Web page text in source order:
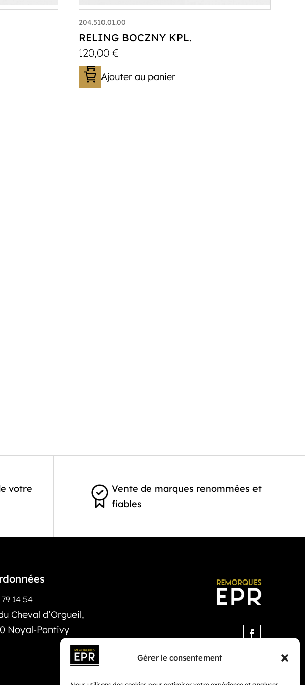
Gérer le consentement
204.510.01.00
RELING BOCZNY KPL.
120,00€
Ajouter au panier
votre
Vente de marques renommées et
fiables
14 54
Cheval d’Orgueil,
Noyal-Pontivy